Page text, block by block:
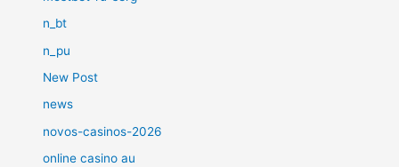
n_bt
n_pu
New Post
news
novos-casinos-2026
online casino au